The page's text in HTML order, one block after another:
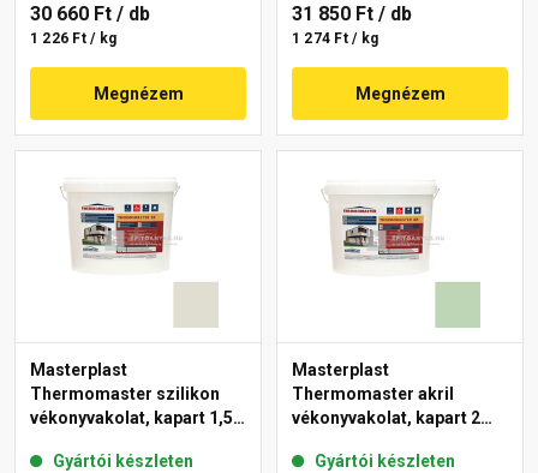
30 660 Ft / db
1 226 Ft / kg
Megnézem
31 850 Ft / db
1 274 Ft / kg
Megnézem
Masterplast
Thermomaster szilikon
vékonyvakolat, kapart 1,5
Gyártói készleten
Masterplast
Thermomaster akril
vékonyvakolat, kapart 2
Gyártói készleten